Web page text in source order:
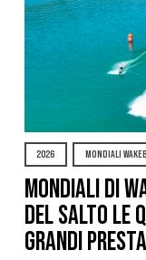
2026 MONDIALI
Mondiali di
del Salto le
grandi